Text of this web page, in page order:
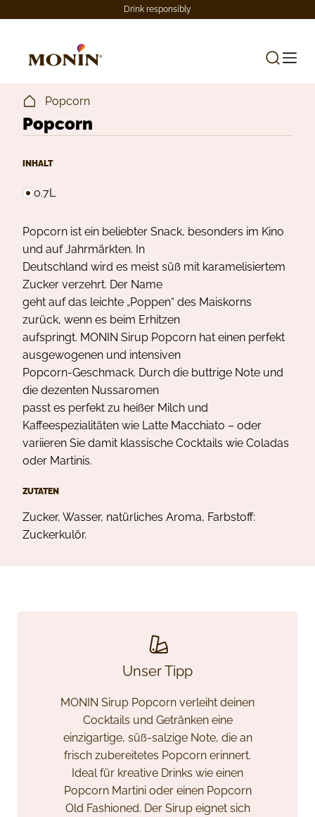
Drink responsibly
Popcorn
Popcorn
INHALT
0.7L
Popcorn ist ein beliebter Snack, besonders im Kino
und auf Jahrmärkten. In
Deutschland wird es meist süß mit karamelisiertem
Zucker verzehrt. Der Name
geht auf das leichte „Poppen“ des Maiskorns
zurück, wenn es beim Erhitzen
aufspringt. MONIN Sirup Popcorn hat einen perfekt
ausgewogenen und intensiven
Popcorn-Geschmack. Durch die buttrige Note und
die dezenten Nussaromen
passt es perfekt zu heißer Milch und
Kaffeespezialitäten wie Latte Macchiato – oder
variieren Sie damit klassische Cocktails wie Coladas
oder Martinis.
ZUTATEN
Zucker, Wasser, natürliches Aroma, Farbstoff:
Zuckerkulör.
Unser Tipp
MONIN Sirup Popcorn verleiht deinen
Cocktails und Getränken eine
einzigartige, süß-salzige Note, die an
frisch zubereitetes Popcorn erinnert.
Ideal für kreative Drinks wie einen
Popcorn Martini oder einen Popcorn
Old Fashioned. Der Sirup eignet sich